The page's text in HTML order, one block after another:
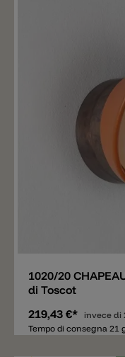
1020/20
di Toscot
219,43 €*
invece di
Tempo di consegna 21